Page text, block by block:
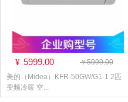
¥ 5999.00
￥5999.00
美的（Midea）KFR-50GW/G1-1 2匹
变频冷暖 空...